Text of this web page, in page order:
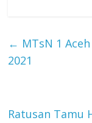
← MTsN 1
2021
Ratusan Tamu